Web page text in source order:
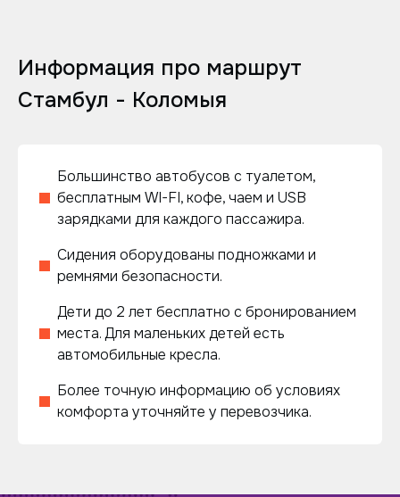
Информация про маршрут
Стамбул - Коломыя
Большинство автобусов с туалетом,
бесплатным WI-FI, кофе, чаем и USB
зарядками для каждого пассажира.
Сидения оборудованы подножками и
ремнями безопасности.
Дети до 2 лет бесплатно с бронированием
места. Для маленьких детей есть
автомобильные кресла.
Более точную информацию об условиях
комфорта уточняйте у перевозчика.